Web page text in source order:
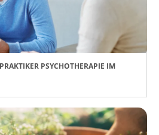
PSYCHOTHERAPIE IM